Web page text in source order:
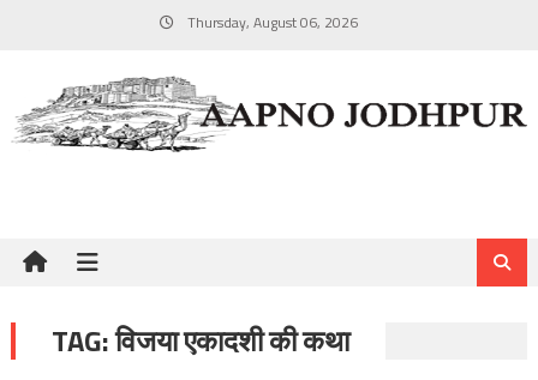
Thursday, August 06, 2026
TAG:विजया एकादशी की कथा